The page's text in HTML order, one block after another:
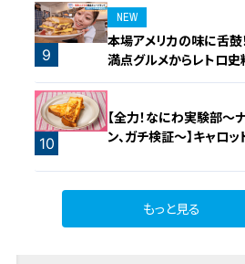
9
NEW
本場アメリカの味に舌鼓
満点グルメからレトロ史
愛知・東海市の感動スポ
10
【全力！なにわ実験部～
ン、ガチ検証～】キャロッ
もっと見る